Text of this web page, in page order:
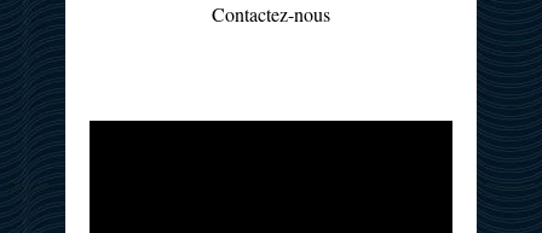
Contactez-nous